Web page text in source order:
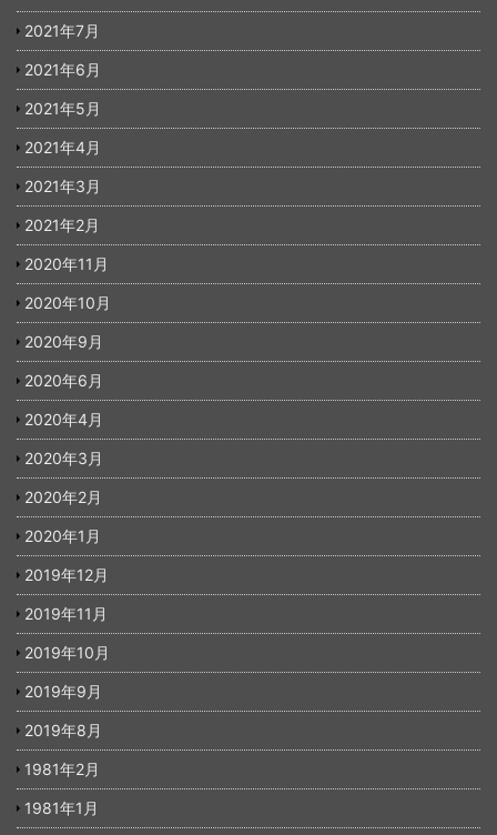
2021年7月
2021年6月
2021年5月
2021年4月
2021年3月
2021年2月
2020年11月
2020年10月
2020年9月
2020年6月
2020年4月
2020年3月
2020年2月
2020年1月
2019年12月
2019年11月
2019年10月
2019年9月
2019年8月
1981年2月
1981年1月